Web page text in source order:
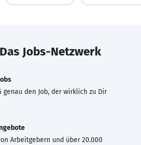
Jobs-Netzwerk
genau den Job, der wirklich zu Dir
Arbeitgebern und über 20.000